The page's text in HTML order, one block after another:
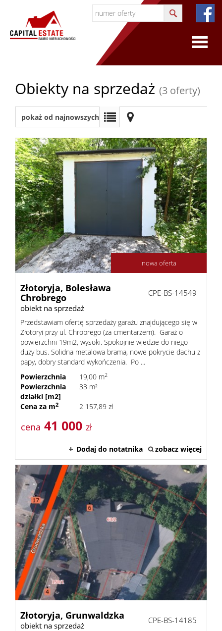
O
firmie
z
Jak
Danych
RODO
Obiekty na sprzedaż (3 oferty)
pokaż od najnowszych
nowa oferta
Złotoryja, Bolesława
Chrobrego
obiekt na sprzedaż
CPE-BS-14549
Przedstawiam ofertę sprzedaży garażu znajdującego się w
Złotoryi przy ul. Chrobrego (za cmentarzem). Garaż o
powierzchni 19m2, wysoki. Spokojnie wjedzie do niego
duży bus. Solidna metalowa brama, nowe pokrycie dachu z
papy, dobry standard wykończenia. Po ...
Powierzchnia
19,00 m2
Powierzchnia
działki [m2]
33 m²
Cena za m2 2 157,89 zł
cena 41 000 zł
Dodaj do notatnika zobacz więcej
Złotoryja, Grunwaldzka
obiekt na sprzedaż
CPE-BS-14185